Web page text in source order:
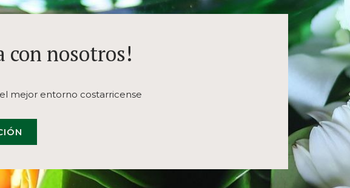
con nosotros!
mejor entorno costarricense